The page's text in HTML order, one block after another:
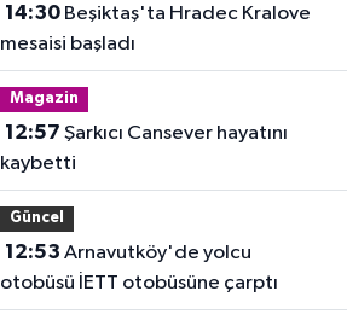
14:30Beşiktaş'ta Hradec Kralove
mesaisi başladı
Magazin
12:57
kaybetti
Güncel
12:53
otobüsü İETT otobüsüne çarptı